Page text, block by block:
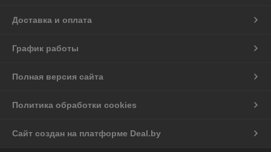
Доставка и оплата
График работы
Полная версия сайта
Политика обработки cookies
Сайт создан на платформе Deal.by